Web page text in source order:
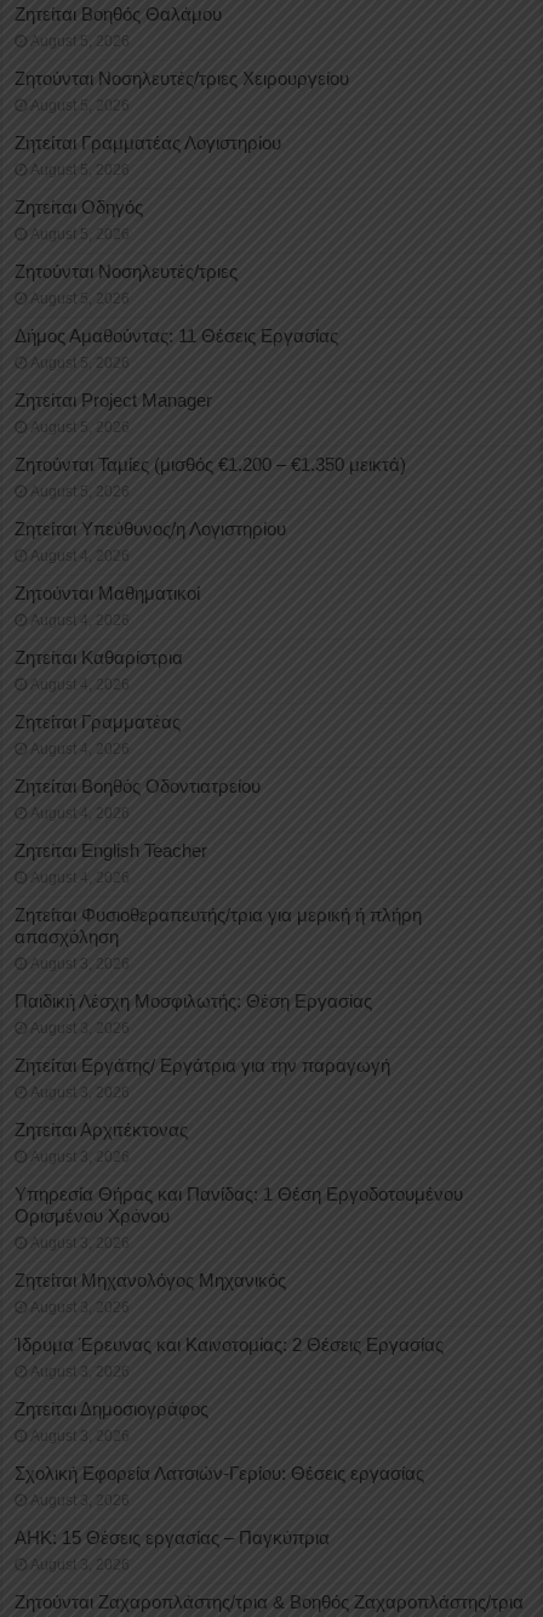
Ζητείται Βοηθός Θαλάμου
August 5, 2026
Ζητούνται Νοσηλευτές/τριες Χειρουργείου
August 5, 2026
Ζητείται Γραμματέας Λογιστηρίου
August 5, 2026
Ζητείται Οδηγός
August 5, 2026
Ζητούνται Νοσηλευτές/τριες
August 5, 2026
Δήμος Αμαθούντας: 11 Θέσεις Εργασίας
August 5, 2026
Ζητείται Project Manager
August 5, 2026
Ζητούνται Ταμίες (μισθός €1.200 – €1.350 μεικτά)
August 5, 2026
Ζητείται Υπεύθυνος/η Λογιστηρίου
August 4, 2026
Ζητούνται Μαθηματικοί
August 4, 2026
Ζητείται Καθαρίστρια
August 4, 2026
Ζητείται Γραμματέας
August 4, 2026
Ζητείται Βοηθός Οδοντιατρείου
August 4, 2026
Ζητείται English Teacher
August 4, 2026
Ζητείται Φυσιοθεραπευτής/τρια για μερική ή πλήρη
απασχόληση
August 3, 2026
Παιδική Λέσχη Μοσφιλωτής: Θέση Εργασίας
August 3, 2026
Ζητείται Εργάτης/ Εργάτρια για την παραγωγή
August 3, 2026
Ζητείται Αρχιτέκτονας
August 3, 2026
Υπηρεσία Θήρας και Πανίδας: 1 Θέση Eργοδοτουμένου
Oρισμένου Xρόνου
August 3, 2026
Ζητείται Μηχανολόγος Μηχανικός
August 3, 2026
Ίδρυμα Έρευνας και Καινοτομίας: 2 Θέσεις Εργασίας
August 3, 2026
Ζητείται Δημοσιογράφος
August 3, 2026
Σχολική Εφορεία Λατσιών-Γερίου: Θέσεις εργασίας
August 3, 2026
ΑΗΚ: 15 Θέσεις εργασίας – Παγκύπρια
August 3, 2026
Ζητούνται Ζαχαροπλάστης/τρια & Βοηθός Ζαχαροπλάστης/τρια